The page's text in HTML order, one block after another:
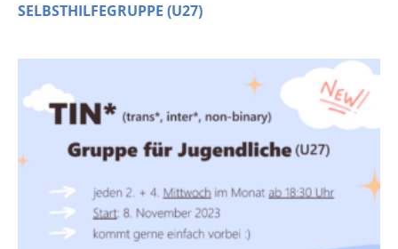
SELBSTHILFEGRUPPE (U27)